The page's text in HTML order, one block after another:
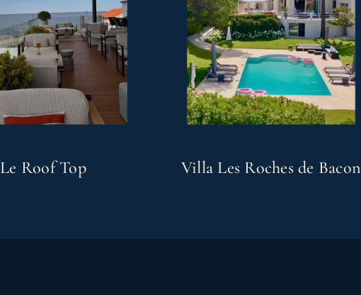
Le Roof Top Villa Les Roches de Bacon